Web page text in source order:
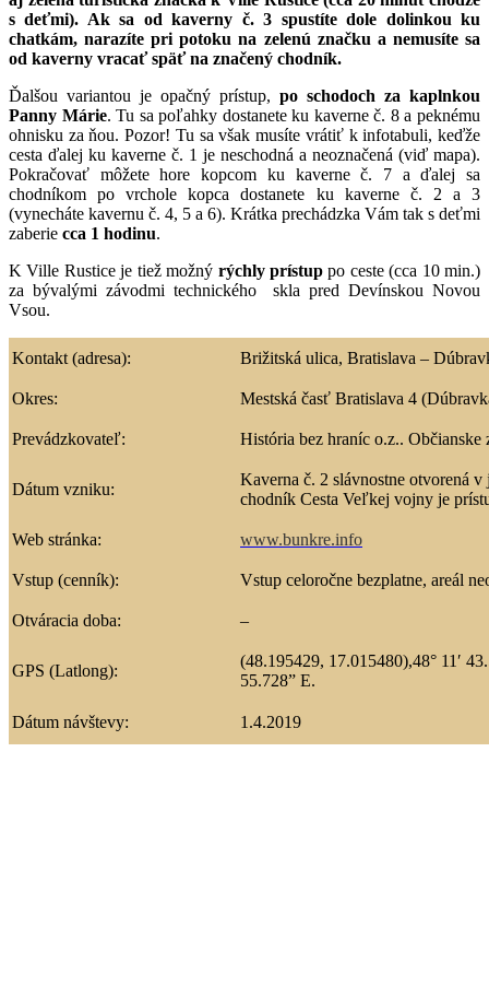
s deťmi). Ak sa od kaverny č. 3 spustíte dole dolinkou ku
chatkám, narazíte pri potoku na zelenú značku a nemusíte sa
od kaverny vracať späť na značený chodník.
Ďalšou variantou je opačný prístup, po schodoch za kaplnkou
Panny Márie. Tu sa poľahky dostanete ku kaverne č. 8 a peknému
ohnisku za ňou. Pozor! Tu sa však musíte vrátiť k infotabuli, keďže
cesta ďalej ku kaverne č. 1 je neschodná a neoznačená (viď mapa).
Pokračovať môžete hore kopcom ku kaverne č. 7 a ďalej sa
chodníkom po vrchole kopca dostanete ku kaverne č. 2 a 3
(vynecháte kavernu č. 4, 5 a 6). Krátka prechádzka Vám tak s deťmi
zaberie cca 1 hodinu.
K Ville Rustice je tiež možný rýchly prístuppo ceste (cca 10 min.)
za bývalými závodmi technického skla pred Devínskou Novou
Vsou.
Kontakt (adresa): Brižitská ulica, Bratislava –
Okres: Mestská časť Bratislava 4
Prevádzkovateľ: História bez hraníc o.z.. Občianske
Dátum vzniku:
Kaverna č. 2 slávnostne otvorená
chodník Cesta Veľkej vojny je
Web stránka: www.bunkre.info
Vstup (cenník): Vstup celoročne bezplatne, areál
Otváracia doba: –
GPS (Latlong):
(48.195429, 17.015480),48° 11′
55.728” E.
Dátum návštevy: 1.4.2019